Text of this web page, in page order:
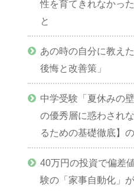
性を育てきれなかっ
と
あの時の自分に教え
後悔と改善策」
中学受験「夏休みの
の優秀層に惑わされ
るための基礎徹底】
40万円の投資で偏差
験の「家事自動化」